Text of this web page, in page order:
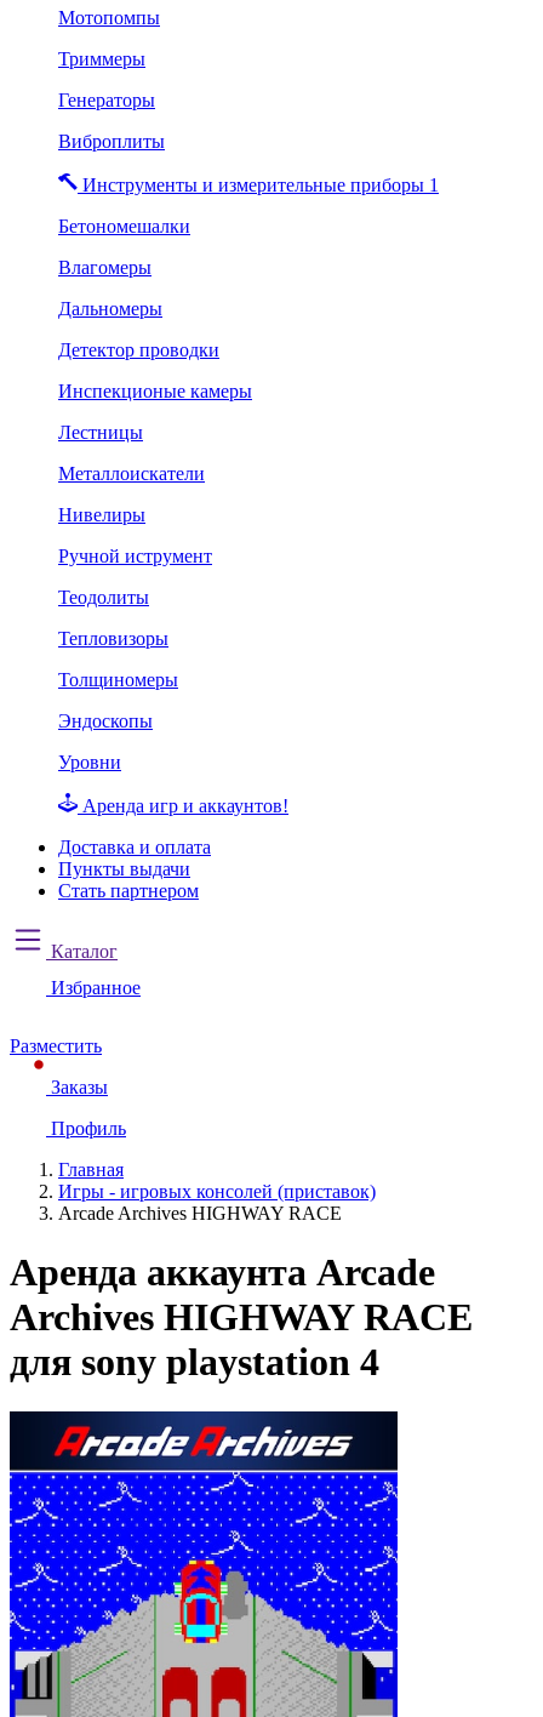
Мотопомпы
Триммеры
Генераторы
Виброплиты
Инструменты и измерительные приборы 1
Бетономешалки
Влагомеры
Дальномеры
Детектор проводки
Инспекционые камеры
Лестницы
Металлоискатели
Нивелиры
Ручной иструмент
Теодолиты
Тепловизоры
Толщиномеры
Эндоскопы
Уровни
Аренда игр и аккаунтов!
Доставка и оплата
Пункты выдачи
Стать партнером
Каталог
Избранное
Разместить
Заказы
Профиль
Главная
Игры - игровых консолей (приставок)
Arcade Archives HIGHWAY RACE
Аренда аккаунта Arcade
Archives HIGHWAY RACE
для sony playstation 4